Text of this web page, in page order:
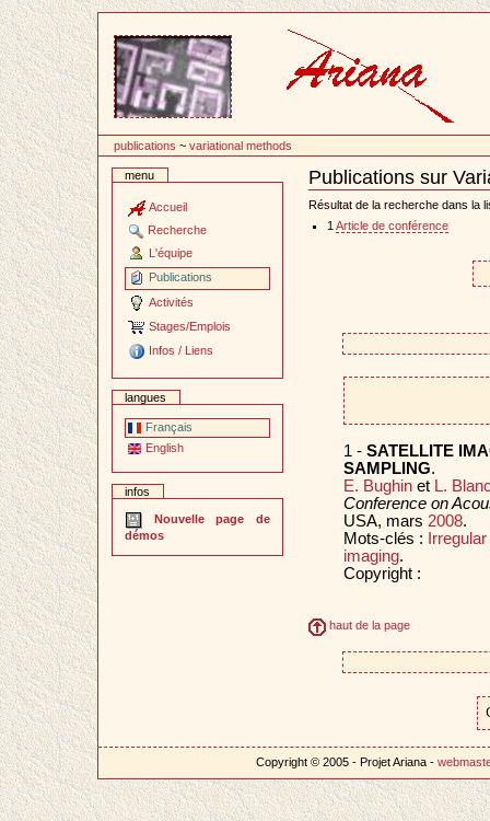
contenu
publications ~variational methods
menu
Accueil
Recherche
L'équipe
Publications
Activités
Stages/Emplois
Infos / Liens
langues
Français
English
infos
Nouvelle page de
démos
Publications sur
Document
Actions
Résultat de la recherche dans la
1 Article de conférence
1 - SATELLITE
SAMPLING.
E. Bughinet L.
Conference on
USA, mars 2008.
Mots-clés :
imaging.
Copyright :
haut de la page
Copyright © 2005 - Projet Ariana -